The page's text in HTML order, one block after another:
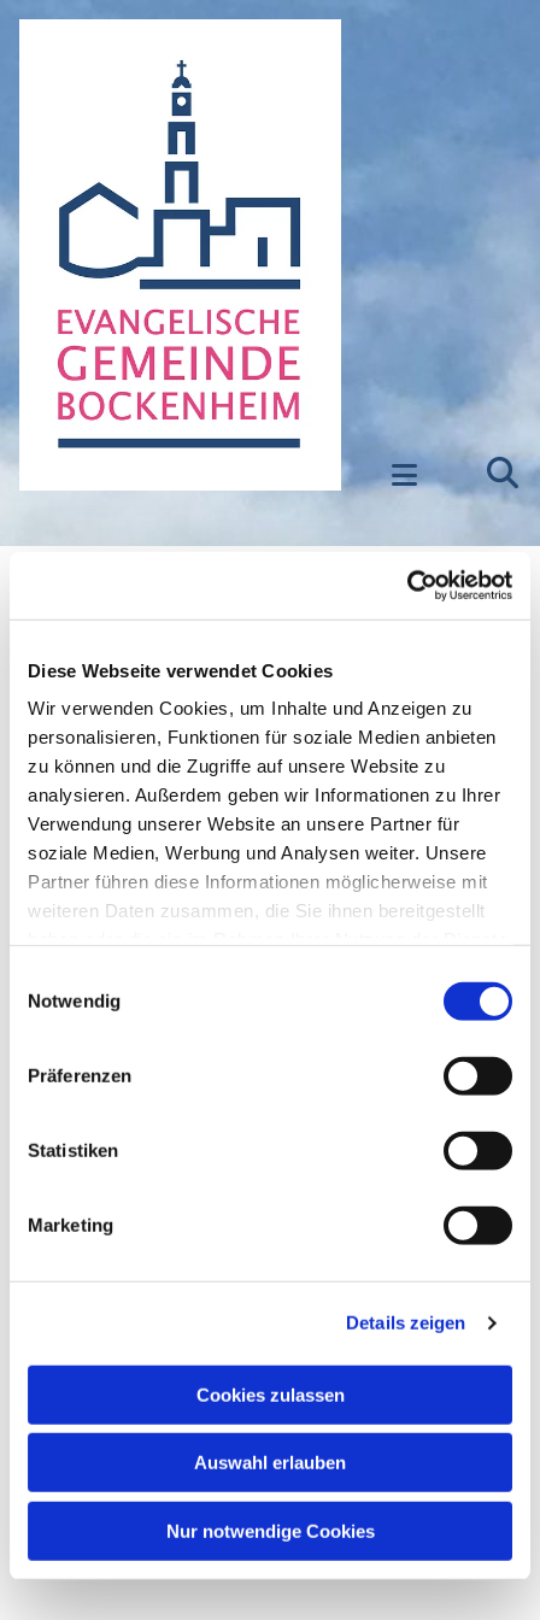
Diese Webseite verwendet Cookies
Wir verwenden Cookies, um Inhalte und Anzeigen zu
personalisieren, Funktionen für soziale Medien anbieten
zu können und die Zugriffe auf unsere Website zu
analysieren. Außerdem geben wir Informationen zu Ihrer
Verwendung unserer Website an unsere Partner für
soziale Medien, Werbung und Analysen weiter. Unsere
Partner führen diese Informationen möglicherweise mit
weiteren Daten zusammen, die Sie ihnen bereitgestellt
Notwendig
Präferenzen
Statistiken
Marketing
Details zeigen
Cookies zulassen
Auswahl erlauben
Nur notwendige Cookies
© Meike Lottmann
Uhr
Saal oder Westraum in der
60326 Frankfurt am Main
Sonja Karl, Chorleitung